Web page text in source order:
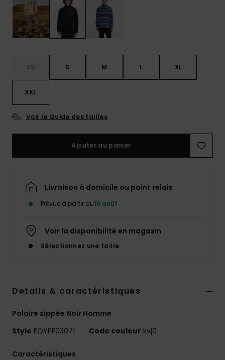
fréquentes
et notre
formulaire
de
contact.
la FAQ
XS S M L XL
XXL
Voir le Guide des tailles
Ajouter au panier
Livraison à domicile ou point relais
Prévue à partir du10 août
Voir la disponibilité en magasin
Sélectionnez une taille
Details & caractéristiques
Polaire zippée Noir Homme
Style EQYPF03071 Code couleur kvj0
Caractéristiques